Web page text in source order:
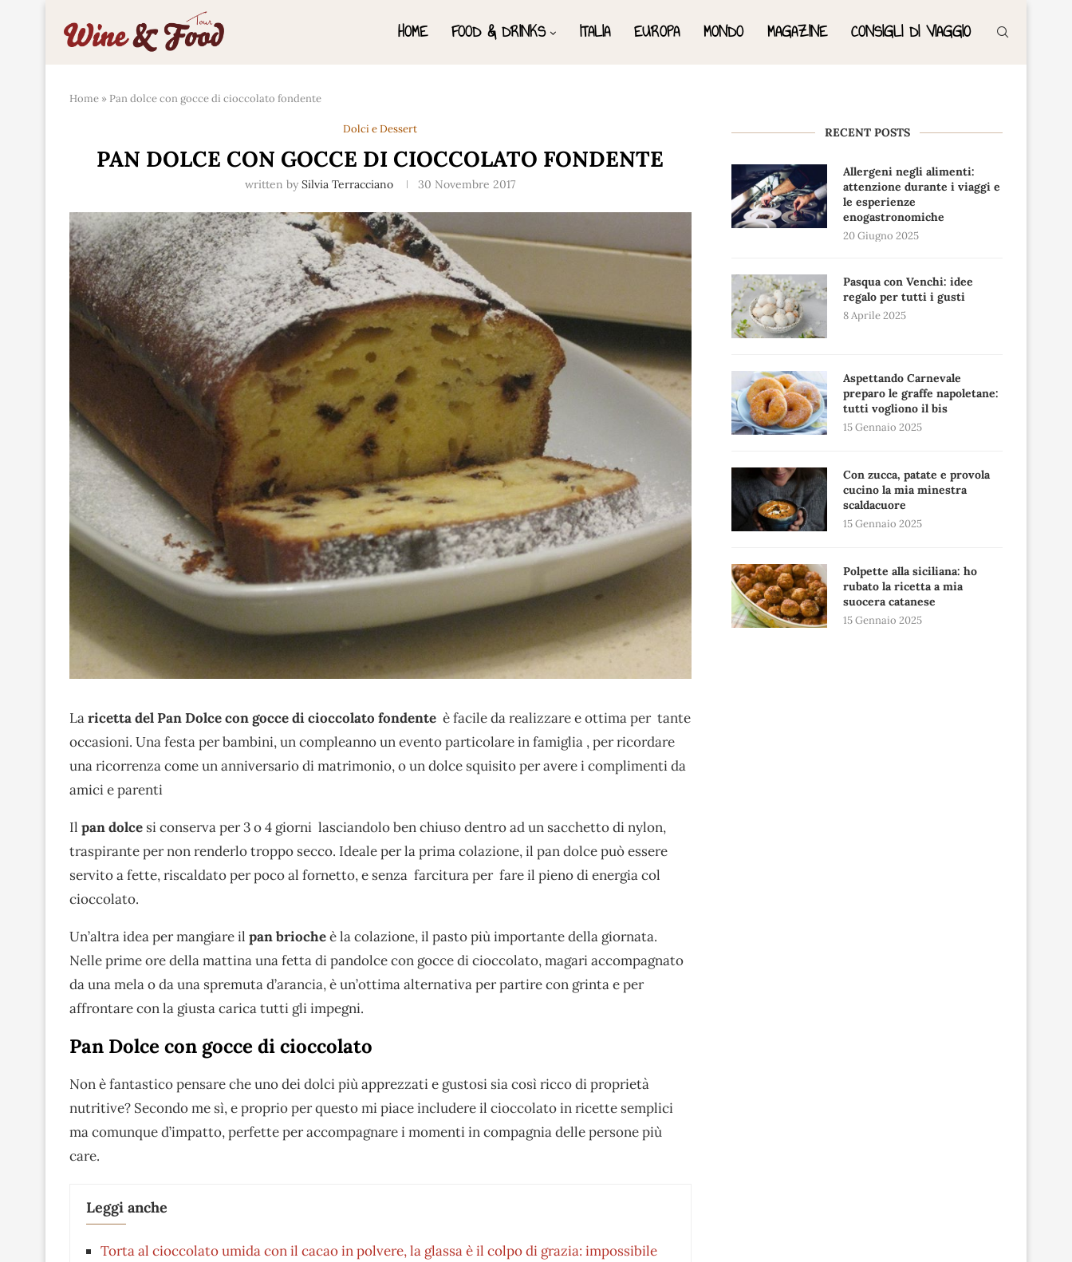
HOME FOOD & DRINKS ITALIA EUROPA MONDO MAGAZINE CONSIGLI DI VIAGGIO
Home » Pan dolce con gocce di cioccolato fondente
Dolci e Dessert
PAN DOLCE CON GOCCE DI CIOCCOLATO FONDENTE
written bySilvia Terracciano 30 Novembre 2017
Laricetta del Pan Dolce con gocce di cioccolato fondente è facile da realizzare e ottima per tante
occasioni. Una festa per bambini, un compleanno un evento particolare in famiglia , per ricordare
una ricorrenza come un anniversario di matrimonio, o un dolce squisito per avere i complimenti da
amici e parenti
Il pan dolce si conserva per 3 o 4 giorni lasciandolo ben chiuso dentro ad un sacchetto di nylon,
traspirante per non renderlo troppo secco. Ideale per la prima colazione, il pan dolce può essere
servito a fette, riscaldato per poco al fornetto, e senza farcitura per fare il pieno di energia col
cioccolato.
Un’altra idea per mangiare il pan briocheè la colazione, il pasto più importante della giornata.
Nelle prime ore della mattina una fetta di pandolce con gocce di cioccolato, magari accompagnato
da una mela o da una spremuta d’arancia, è un’ottima alternativa per partire con grinta e per
affrontare con la giusta carica tutti gli impegni.
Pan Dolce con gocce di cioccolato
Non è fantastico pensare che uno dei dolci più apprezzati e gustosi sia così ricco di proprietà
nutritive? Secondo me sì, e proprio per questo mi piace includere il cioccolato in ricette semplici
ma comunque d’impatto, perfette per accompagnare i momenti in compagnia delle persone più
care.
Leggi anche
Torta al cioccolato umida con il cacao in polvere, la glassa è il colpo di grazia: impossibile
RECENT POSTS
Allergeni negli alimenti:
attenzione durante i viaggi e
le esperienze
enogastronomiche
20 Giugno 2025
Pasqua con Venchi: idee
regalo per tutti i gusti
8 Aprile 2025
Aspettando Carnevale
preparo le graffe napoletane:
tutti vogliono il bis
15 Gennaio 2025
Con zucca, patate e provola
cucino la mia minestra
scaldacuore
15 Gennaio 2025
Polpette alla siciliana: ho
rubato la ricetta a mia
suocera catanese
15 Gennaio 2025